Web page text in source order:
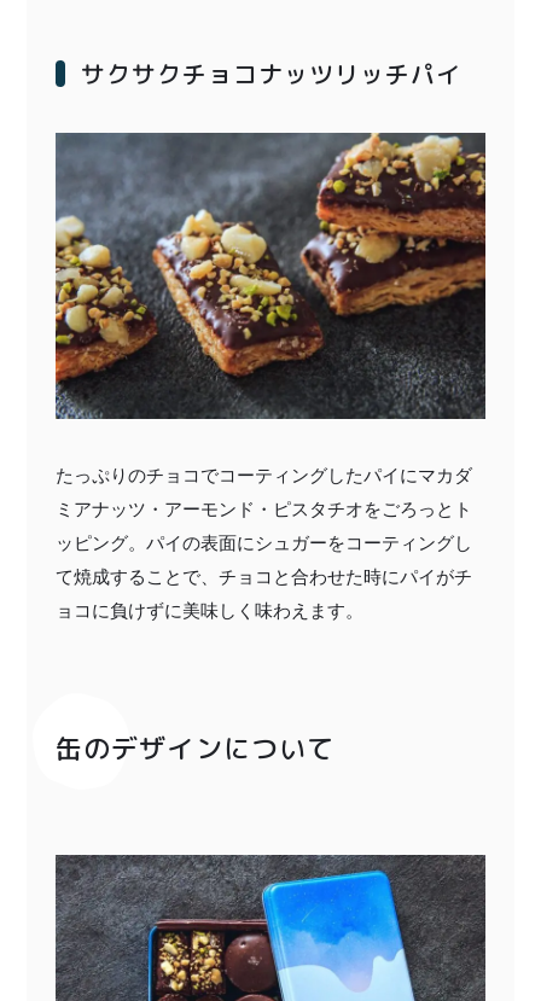
サクサクチョコナッツリッチパイ
たっぷりのチョコでコーティングしたパイにマカダ
ミアナッツ・アーモンド・ピスタチオをごろっとト
ッピング。パイの表面にシュガーをコーティングし
て焼成することで、チョコと合わせた時にパイがチ
ョコに負けずに美味しく味わえます。
缶のデザインについて